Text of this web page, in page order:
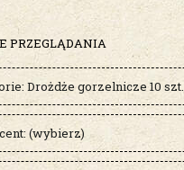
PRZEGLĄDANIA
Drożdże gorzelnicze 10 szt.
(wybierz)